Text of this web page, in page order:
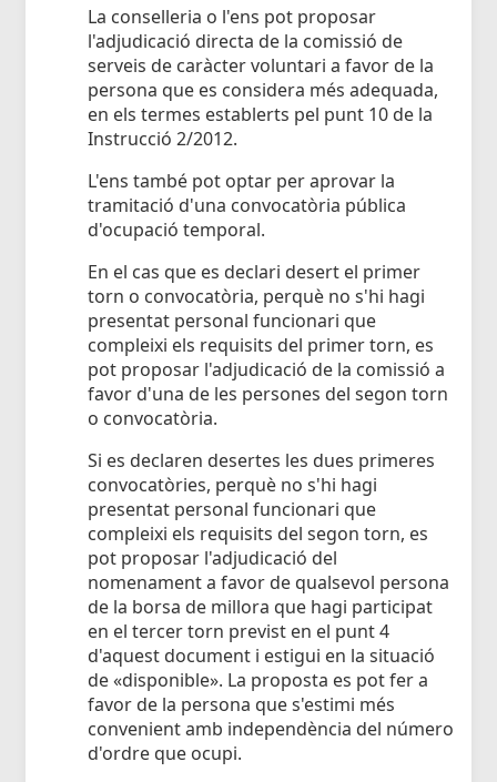
La conselleria o l'ens pot proposar
l'adjudicació directa de la comissió de
serveis de caràcter voluntari a favor de la
persona que es considera més adequada,
en els termes establerts pel punt 10 de la
Instrucció 2/2012.
L'ens també pot optar per aprovar la
tramitació d'una convocatòria pública
d'ocupació temporal.
En el cas que es declari desert el primer
torn o convocatòria, perquè no s'hi hagi
presentat personal funcionari que
compleixi els requisits del primer torn, es
pot proposar l'adjudicació de la comissió a
favor d'una de les persones del segon torn
o convocatòria.
Si es declaren desertes les dues primeres
convocatòries, perquè no s'hi hagi
presentat personal funcionari que
compleixi els requisits del segon torn, es
pot proposar l'adjudicació del
nomenament a favor de qualsevol persona
de la borsa de millora que hagi participat
en el tercer torn previst en el punt 4
d'aquest document i estigui en la situació
de «disponible». La proposta es pot fer a
favor de la persona que s'estimi més
convenient amb independència del número
d'ordre que ocupi.